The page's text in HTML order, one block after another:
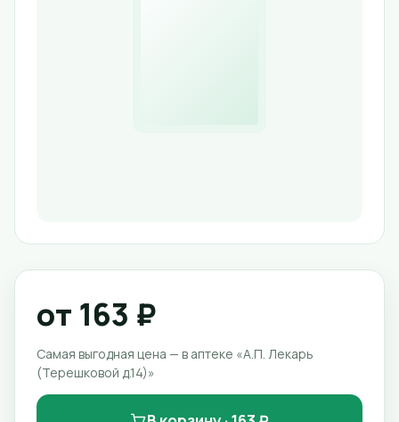
от 163 ₽
Самая выгодная цена — в аптеке «А.П. Лекарь
(Терешковой д.14)»